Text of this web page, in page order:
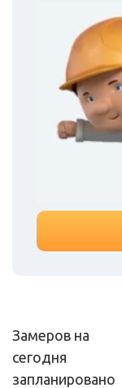
Замеров на
сегодня
запланировано